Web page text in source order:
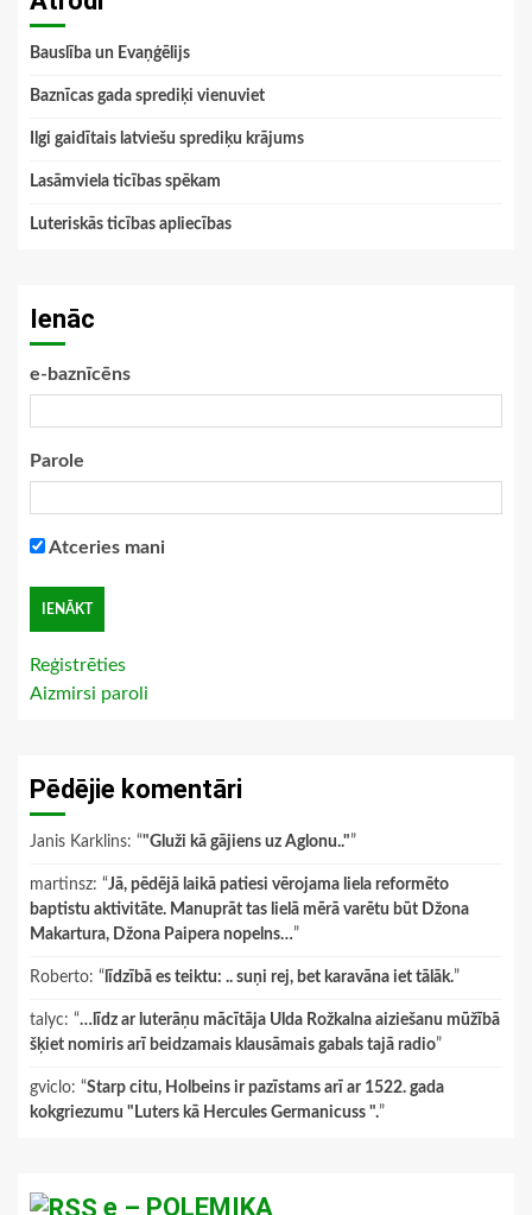
Bauslība un Evaņģēlijs
Baznīcas gada sprediķi vienuviet
Ilgi gaidītais latviešu sprediķu krājums
Lasāmviela ticības spēkam
Luteriskās ticības apliecības
Ienāc
e-baznīcēns
Parole
Atceries mani
Reģistrēties
Aizmirsi paroli
Pēdējie komentāri
Janis Karklins: “"Gluži kā gājiens uz Aglonu.."”
martinsz: “Jā, pēdējā laikā patiesi vērojama liela reformēto
baptistu aktivitāte. Manuprāt tas lielā mērā varētu būt Džona
Makartura, Džona Paipera nopelns…”
Roberto: “ līdzībā es teiktu: .. suņi rej, bet karavāna iet tālāk.”
talyc: “…līdz ar luterāņu mācītāja Ulda Rožkalna aiziešanu mūžībā
šķiet nomiris arī beidzamais klausāmais gabals tajā radio”
gviclo: “Starp citu, Holbeins ir pazīstams arī ar 1522. gada
kokgriezumu "Luters kā Hercules Germanicuss ".”
e – POLEMIKA